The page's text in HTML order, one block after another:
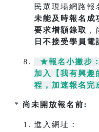
民眾現場網路報
未能及時報名成
要求增額錄取
日不接受學員電
★報名小撇步
加入【我有興趣
程，加速報名完
* 尚未開放報名前:
進入網址：